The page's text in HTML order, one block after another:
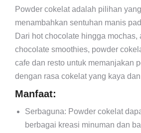
Powder cokelat adalah pilihan
menambahkan sentuhan manis
Dari hot chocolate hingga mochas,
chocolate smoothies, powder
cafe dan resto untuk memanjakan
dengan rasa cokelat yang kaya
Manfaat:
Serbaguna: Powder cokelat
berbagai kreasi minuman dan